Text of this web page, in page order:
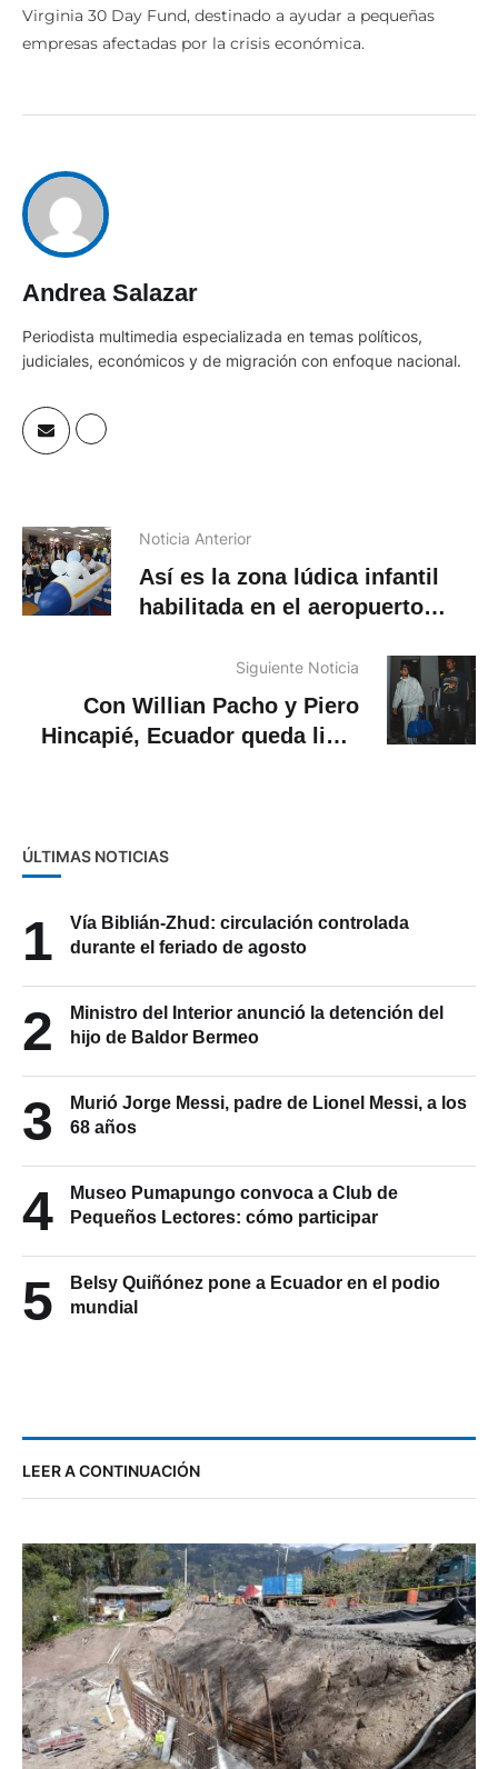
Virginia 30 Day Fund, destinado a ayudar a pequeñas
empresas afectadas por la crisis económica.
Andrea Salazar
Periodista multimedia especializada en temas políticos,
judiciales, económicos y de migración con enfoque nacional.
Noticia Anterior
Así es la zona lúdica infantil
habilitada en el aeropuerto
Siguiente Noticia
Con Willian Pacho y Piero
Hincapié, Ecuador queda listo
ÚLTIMAS NOTICIAS
1
Vía Biblián-Zhud: circulación controlada
durante el feriado de agosto
2
Ministro del Interior anunció la detención del
hijo de Baldor Bermeo
3
Murió Jorge Messi, padre de Lionel Messi, a los
68 años
4
Museo Pumapungo convoca a Club de
Pequeños Lectores: cómo participar
5
Belsy Quiñónez pone a Ecuador en el podio
mundial
LEER A CONTINUACIÓN